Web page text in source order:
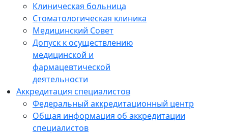
Клиническая больница
Стоматологическая клиника
Медицинский Совет
Допуск к осуществлению
медицинской и
фармацевтической
деятельности
Аккредитация специалистов
Федеральный аккредитационный центр
Общая информация об аккредитации
специалистов